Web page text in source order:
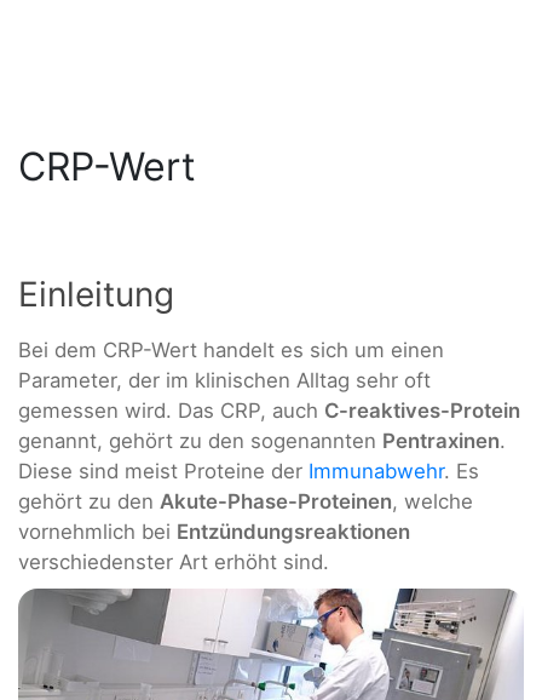
CRP-Wert
Einleitung
Bei dem CRP-Wert handelt es sich um einen
Parameter, der im klinischen Alltag sehr oft
gemessen wird. Das CRP, auch C-reaktives-Protein
genannt, gehört zu den sogenannten Pentraxinen.
Diese sind meist Proteine der Immunabwehr. Es
gehört zu den Akute-Phase-Proteinen, welche
vornehmlich bei Entzündungsreaktionen
verschiedenster Art erhöht sind.